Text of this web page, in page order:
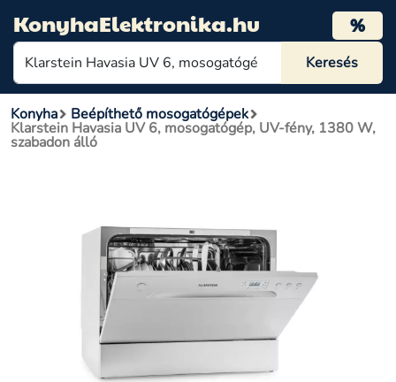
KonyhaElektronika.hu %
Konyha Beépíthető mosogatógépek
Klarstein Havasia UV 6, mosogatógép, UV-fény, 1380 W,
szabadon álló